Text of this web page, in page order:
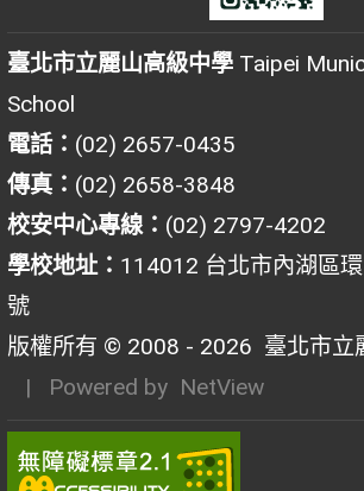
臺北市立麗山高級中學 Taipei
School
電話： (02) 2657-0435
傳真： (02) 2658-3848
校安中心專線： (02) 2797-4202
學校地址： 114012 台北市內湖區
號
版權所有 © 2008 - 2026 臺北市立
| Powered by NetView